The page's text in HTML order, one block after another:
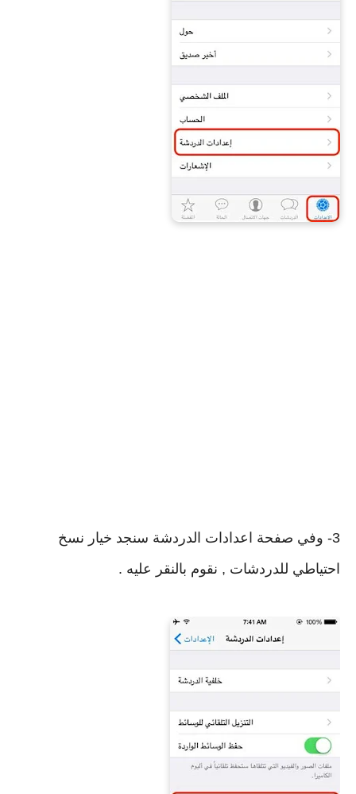
3- وفي صفحة اعدادات الدردشة سنجد خيار نسخ
احتياطي للدردشات , نقوم بالنقر عليه .